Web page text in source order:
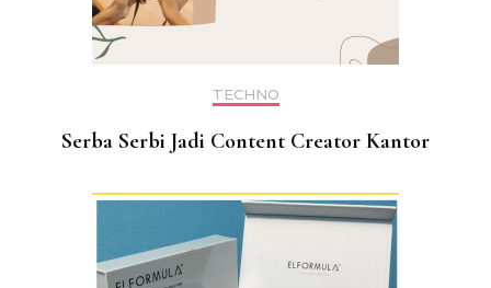
TECHNO
Serba Serbi Jadi Content Creator Kantor